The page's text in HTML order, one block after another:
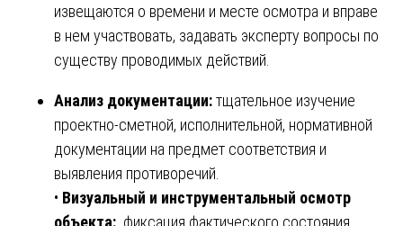
извещаются о времени и месте осмотра и вправе
в нем участвовать, задавать эксперту вопросы по
существу проводимых действий.
Анализ документации:тщательное изучение
проектно-сметной, исполнительной, нормативной
документации на предмет соответствия и
выявления противоречий.
• Визуальный и инструментальный осмотр
объекта: фиксация фактического состояния